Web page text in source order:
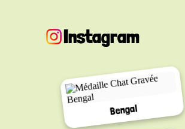
Instagram
Bengal